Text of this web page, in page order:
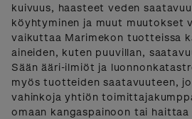
kuivuus, haasteet veden
köyhtyminen ja muut muutokset
vaikuttaa Marimekon tuotteissa
aineiden, kuten puuvillan,
Sään ääri-ilmiöt ja
myös tuotteiden saatavuuteen,
vahinkoja yhtiön
omaan kangaspainoon tai